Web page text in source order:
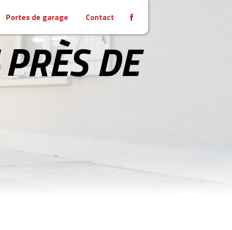
Portes de garage Contact
DE